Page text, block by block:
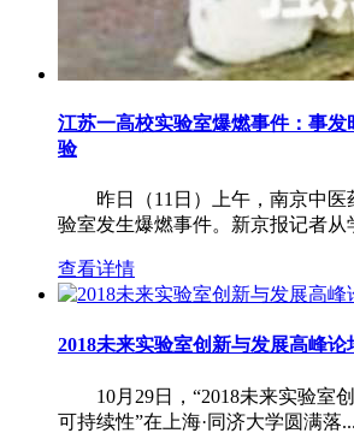
江苏一高校实验室爆燃事件：事发
验
昨日（11日）上午，南京中医
验室发生爆燃事件。新京报记者从
查看详情
2018未来实验室创新与发展高峰论
10月29日，“2018未来实验室
可持续性”在上海·同济大学圆满落...